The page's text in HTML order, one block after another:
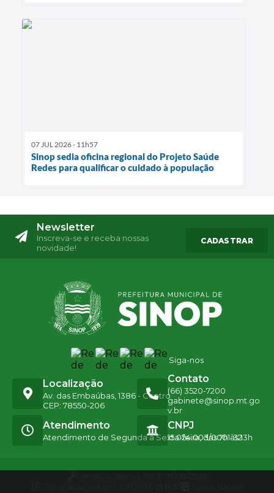
07 JUL 2026 - 11h57
Sinop sedia oficina regional do Projeto Saúde
Redes para qualificar o cuidado à população
Newsletter
Inscreva-se e receba nossas
novidade!
CADASTRAR
Siga-nos
Localização
Av. das Embaúbas, 1386 - Centro
CEP: 78550-206
Contato
(66) 3520-7200
gabinete@sinop.mt.go
v.br
Atendimento
Atendimento de Segunda a Sexta-feira, das 7h às 13h
CNPJ
15.024.003/0001-32